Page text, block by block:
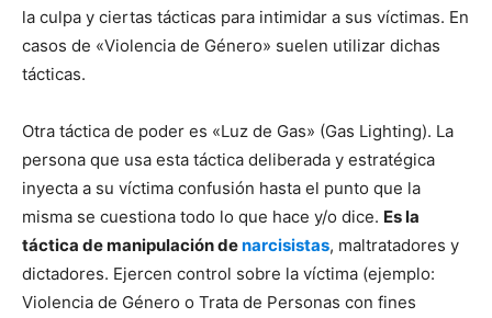
la culpa y ciertas tácticas para intimidar a sus víctimas. En
casos de «Violencia de Género» suelen utilizar dichas
tácticas.
Otra táctica de poder es «Luz de Gas» (Gas Lighting). La
persona que usa esta táctica deliberada y estratégica
inyecta a su víctima confusión hasta el punto que la
misma se cuestiona todo lo que hace y/o dice. Es la
táctica de manipulación denarcisistas, maltratadores y
dictadores. Ejercen control sobre la víctima (ejemplo:
Violencia de Género o Trata de Personas con fines